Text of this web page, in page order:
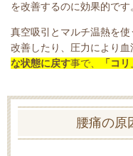
を改善するのに効果的です
真空吸引とマルチ温熱を使
改善したり、圧力により血
な状態に戻す事で、 「コリ
腰痛の原